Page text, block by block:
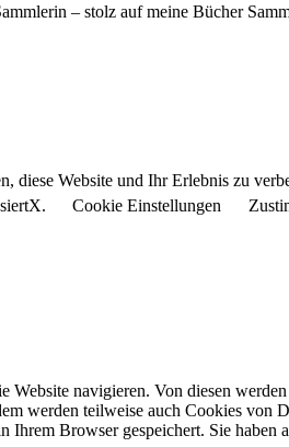
– stolz auf meine Bücher
diese Website und Ihr Erlebnis zu
Cookie Einstellungen
navigieren. Von diesen
werden teilweise auch Cookies von
Browser gespeichert. Sie haben